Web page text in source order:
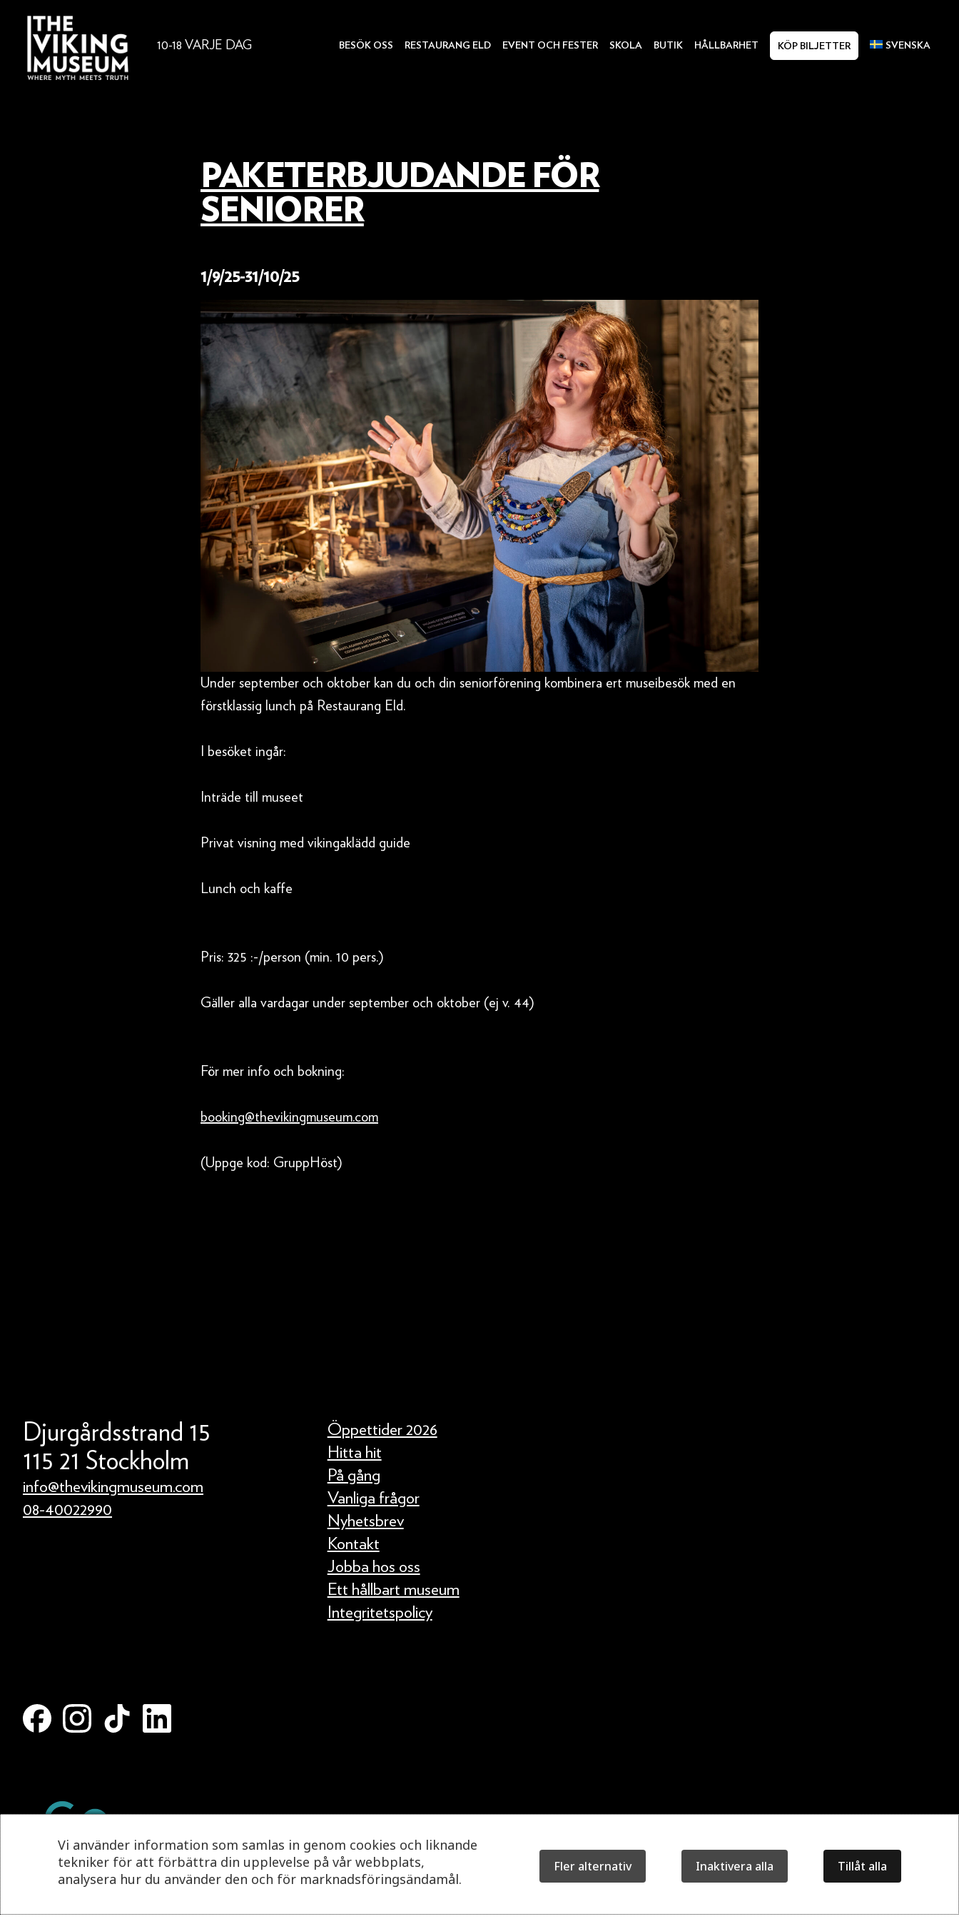
10-18 VARJE DAG BESÖK OSS RESTAURANG ELD EVENT OCH FESTER SKOLA BUTIK HÅLLBARHET KÖP BILJETTER SVENSKA
PAKETERBJUDANDE FÖR
SENIORER
1/9/25-31/10/25
Under september och oktober kan du och din seniorförening kombinera ert museibesök med en
förstklassig lunch på Restaurang Eld.
I besöket ingår:
Inträde till museet
Privat visning med vikingaklädd guide
Lunch och kaffe
Pris: 325 :-/person (min. 10 pers.)
Gäller alla vardagar under september och oktober (ej v. 44)
För mer info och bokning:
booking@thevikingmuseum.com
(Uppge kod: GruppHöst)
Djurgårdsstrand 15
115 21 Stockholm
info@thevikingmuseum.com
08-40022990
Öppettider 2026
Hitta hit
På gång
Vanliga frågor
Nyhetsbrev
Kontakt
Jobba hos oss
Ett hållbart museum
Integritetspolicy
Vi använder information som samlas in genom cookies och liknande
tekniker för att förbättra din upplevelse på vår webbplats,
analysera hur du använder den och för marknadsföringsändamål.
Fler alternativ Inaktivera alla Tillåt alla